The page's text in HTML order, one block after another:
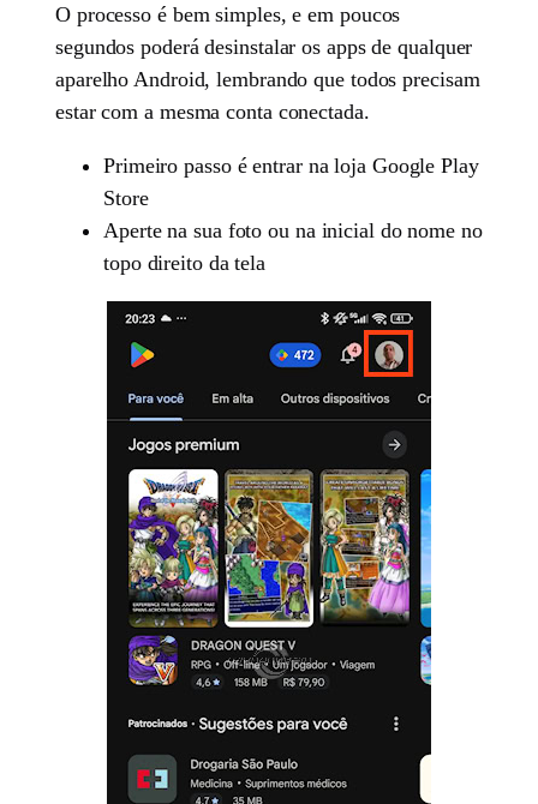
O processo é bem simples, e em poucos
segundos poderá desinstalar os apps de qualquer
aparelho Android, lembrando que todos precisam
estar com a mesma conta conectada.
Primeiro passo é entrar na loja Google Play
Store
Aperte na sua foto ou na inicial do nome no
topo direito da tela